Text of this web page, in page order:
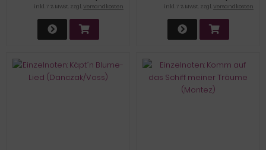
inkl. 7 % MwSt. zzgl.Versandkosten inkl. 7 % MwSt. zzgl.Versandkosten